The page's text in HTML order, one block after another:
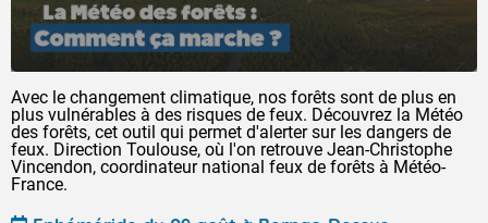
Avec le changement climatique, nos forêts sont de plus en
plus vulnérables à des risques de feux. Découvrez la Météo
des forêts, cet outil qui permet d'alerter sur les dangers de
feux. Direction Toulouse, où l'on retrouve Jean-Christophe
Vincendon, coordinateur national feux de forêts à Météo-
France.